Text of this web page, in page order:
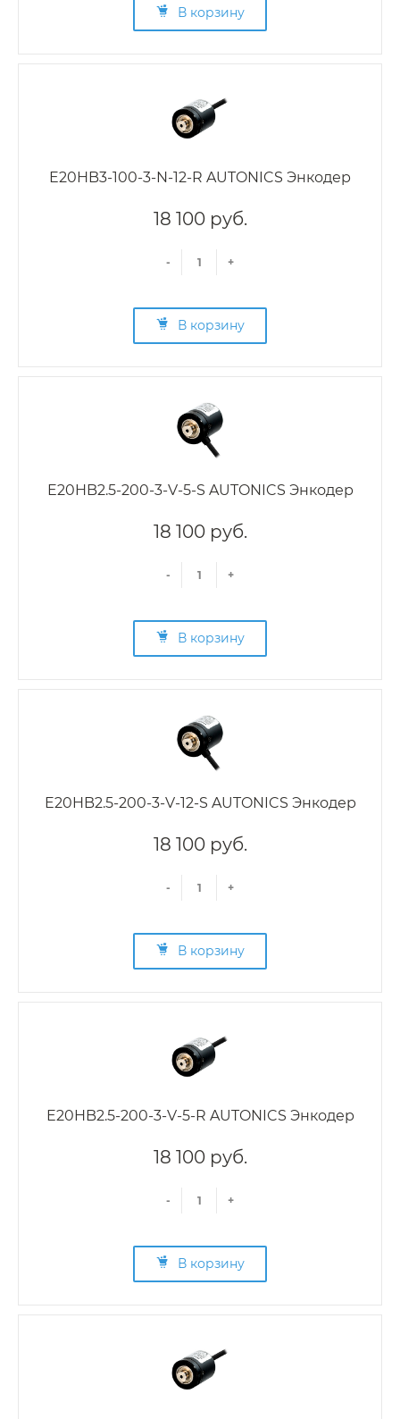
В корзину
E20HB3-100-3-N-12-R AUTONICS Энкодер
18 100 руб.
- +
В корзину
E20HB2.5-200-3-V-5-S AUTONICS Энкодер
18 100 руб.
- +
В корзину
E20HB2.5-200-3-V-12-S AUTONICS Энкодер
18 100 руб.
- +
В корзину
E20HB2.5-200-3-V-5-R AUTONICS Энкодер
18 100 руб.
- +
В корзину